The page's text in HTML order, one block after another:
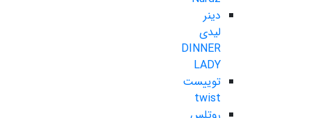
دینر
لیدی
DINNER
LADY
توییست
twist